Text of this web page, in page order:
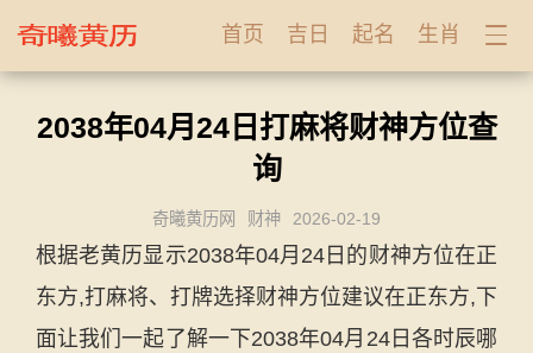
首页 吉日 起名 生肖
2038年04月24日打麻将财神方位查
询
奇曦黄历网 财神 2026-02-19
根据老黄历显示2038年04月24日的财神方位在正
东方,打麻将、打牌选择财神方位建议在正东方,下
面让我们一起了解一下2038年04月24日各时辰哪